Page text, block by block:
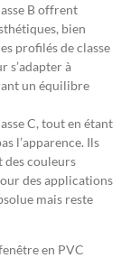
B offrent
bien
profilés de classe
s’adapter à
un équilibre
C, tout en étant
l’apparence. Ils
des couleurs
des applications
mais reste
en PVC